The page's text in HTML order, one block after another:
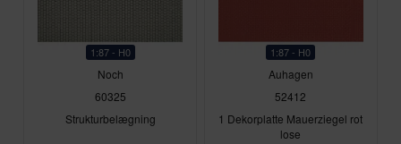
1:87 - H0
Noch
60325
Strukturbelægning
1:87 - H0
Auhagen
52412
1 Dekorplatte Mauerziegel rot
lose